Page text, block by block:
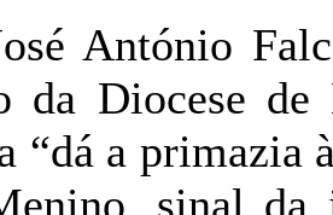
António
da Diocese
“dá a primazia
sinal da